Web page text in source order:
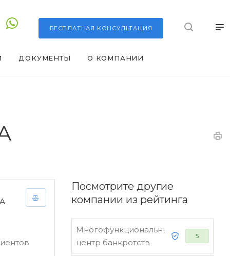
БЕСПЛАТНАЯ КОНСУЛЬТАЦИЯ
ДОКУМЕНТЫ О КОМПАНИИ
Посмотрите другие
компании из рейтинга
Многофункциональный
центр банкротств
5